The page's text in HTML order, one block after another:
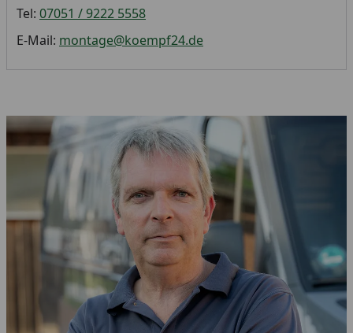
Tel: 07051 / 9222 5558
E-Mail: montage@koempf24.de